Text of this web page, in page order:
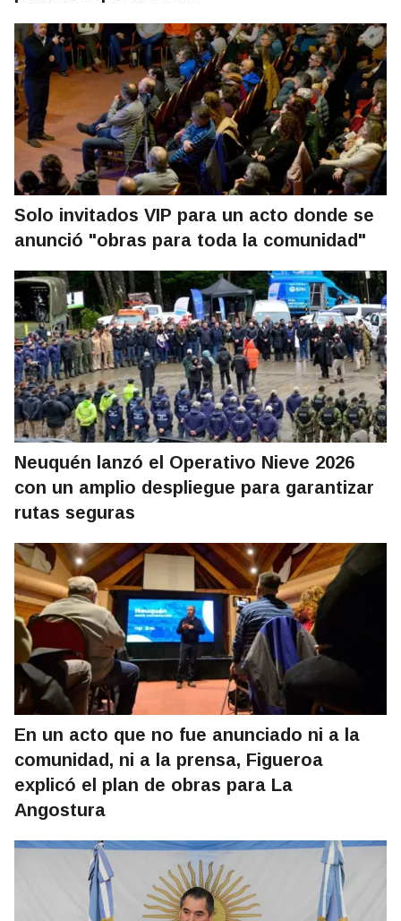
Solo invitados VIP para un acto donde se
anunció "obras para toda la comunidad"
Neuquén lanzó el Operativo Nieve 2026
con un amplio despliegue para garantizar
rutas seguras
En un acto que no fue anunciado ni a la
comunidad, ni a la prensa, Figueroa
explicó el plan de obras para La
Angostura